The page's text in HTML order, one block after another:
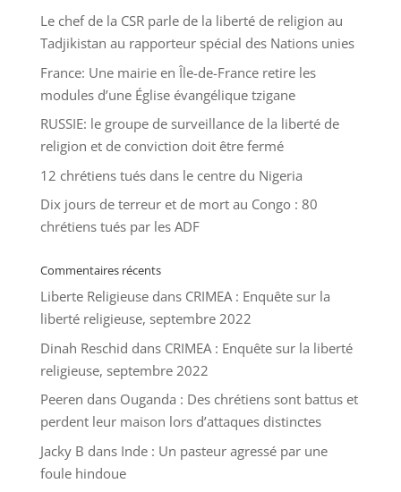
Le chef de la CSR parle de la liberté de religion au
Tadjikistan au rapporteur spécial des Nations unies
France: Une mairie en Île-de-France retire les
modules d’une Église évangélique tzigane
RUSSIE: le groupe de surveillance de la liberté de
religion et de conviction doit être fermé
12 chrétiens tués dans le centre du Nigeria
Dix jours de terreur et de mort au Congo : 80
chrétiens tués par les ADF
Commentaires récents
Liberte Religieusedans CRIMEA : Enquête sur la
liberté religieuse, septembre 2022
Dinah Reschid dans CRIMEA : Enquête sur la liberté
religieuse, septembre 2022
Peeren dans Ouganda : Des chrétiens sont battus et
perdent leur maison lors d’attaques distinctes
Jacky B dans Inde : Un pasteur agressé par une
foule hindoue